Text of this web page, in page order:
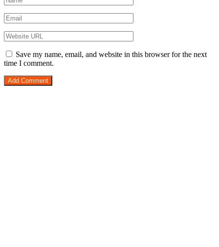
Save my name, email, and website in this browser for the next
time I comment.